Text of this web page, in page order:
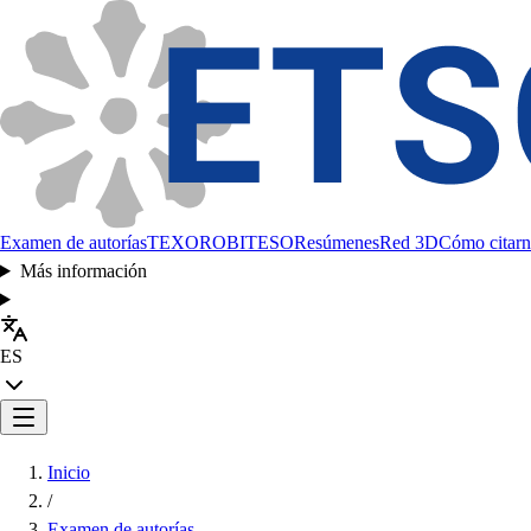
Examen de autoríasTEXOROBITESOResúmenesRed 3DCómo
Más información
ES
Inicio
/